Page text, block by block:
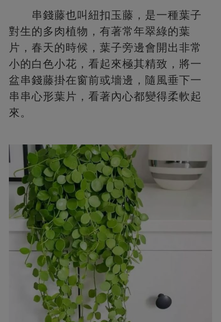
串錢藤也叫紐扣玉藤，是一種葉子
對生的多肉植物，有著常年翠綠的葉
片，春天的時候，葉子旁邊會開出非常
小的白色小花，看起來極其精致，將一
盆串錢藤掛在窗前或墻邊，隨風垂下一
串串心形葉片，看著內心都變得柔軟起
來。